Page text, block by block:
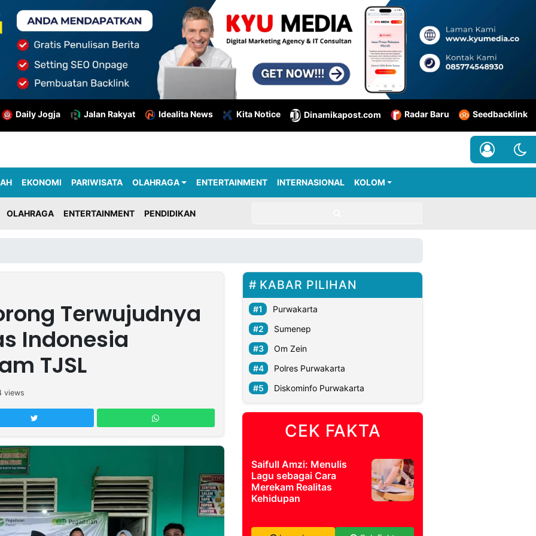
Daily Jogja Jalan Rakyat Idealita News Kita Notice Dinamikapost.com Radar Baru Seedbacklink
EKONOMI PARIWISATA OLAHRAGA ENTERTAINMENT INTERNASIONAL KOLOM
OLAHRAGA ENTERTAINMENT PENDIDIKAN
Terwujudnya
Indonesia
TJSL
views
KABAR PILIHAN
Purwakarta
Sumenep
Om Zein
Polres Purwakarta
Diskominfo Purwakarta
CEK FAKTA
Saifull Amzi: Menulis
Lagu sebagai Cara
Merekam Realitas
Kehidupan